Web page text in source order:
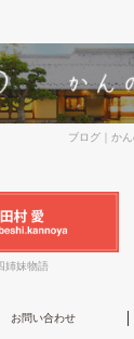
ブログ｜か
姉妹物語
お問い合わせ